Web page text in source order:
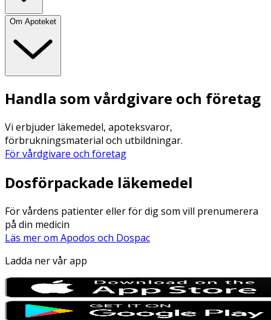
Om Apoteket
Handla som vårdgivare och företag
Vi erbjuder läkemedel, apoteksvaror,
förbrukningsmaterial och utbildningar.
För vårdgivare och företag
Dosförpackade läkemedel
För vårdens patienter eller för dig som vill prenumerera
på din medicin
Läs mer om Apodos och Dospac
Ladda ner vår app